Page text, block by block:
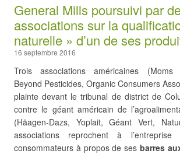
General Mills poursuivi par
associations sur la
naturelle » d’un de ses
16 septembre 2016
Trois associations américaines (Moms
Beyond Pesticides, Organic Consumers
plainte devant le tribunal de district de
contre le géant américain de
(Häagen-Dazs, Yoplait, Géant Vert,
associations reprochent à
consommateurs à propos de ses barres